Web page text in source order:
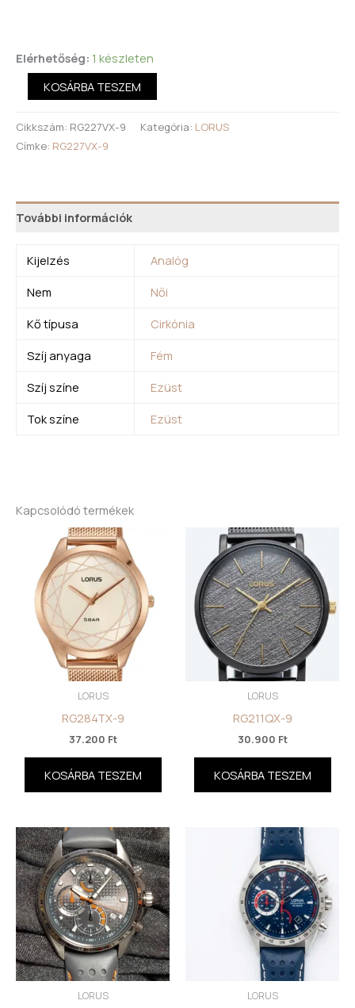
Elérhetőség: 1 készleten
KOSÁRBA TESZEM
Cikkszám: RG227VX-9 Kategória: LORUS
Címke: RG227VX-9
További információk
Kijelzés
Analóg
Nem
Női
Kő típusa
Cirkónia
Szíj anyaga
Fém
Szíj színe
Ezüst
Tok színe
Ezüst
Kapcsolódó termékek
LORUS
RG284TX-9
37.200 Ft
KOSÁRBA TESZEM
LORUS
RG211QX-9
30.900 Ft
KOSÁRBA TESZEM
LORUS LORUS